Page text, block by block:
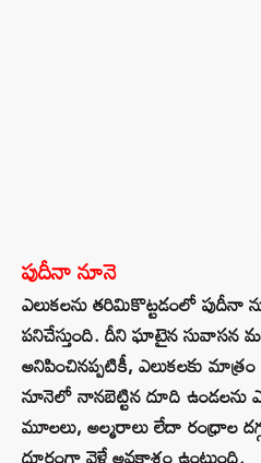
పుదీనా నూనె
ఎలుకలను తరిమికొట్టడంలో
పనిచేస్తుంది. దీని ఘాటైన సువాసన
అనిపించినప్పటికీ, ఎలుకలకు
నూనెలో నానబెట్టిన దూది ఉండలను
మూలలు, అల్మరాలు లేదా రంధ్రాల